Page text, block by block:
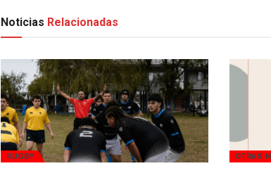
Noticias Relacionadas
RUGBY OTRAS